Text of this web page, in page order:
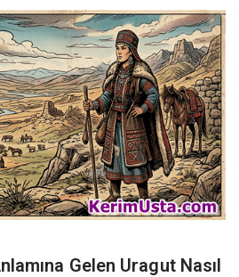
Gelen Uragut Nasıl